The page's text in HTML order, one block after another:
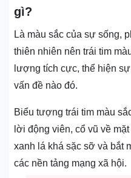
gì?
Là màu sắc của sự sống,
thiên nhiên nên trái tim
lượng tích cực, thể hiện
vấn đề nào đó.
Biểu tượng trái tim màu
lời động viên, cổ vũ về
xanh lá khá sặc sỡ và bắt
các nền tảng mạng xã hội.